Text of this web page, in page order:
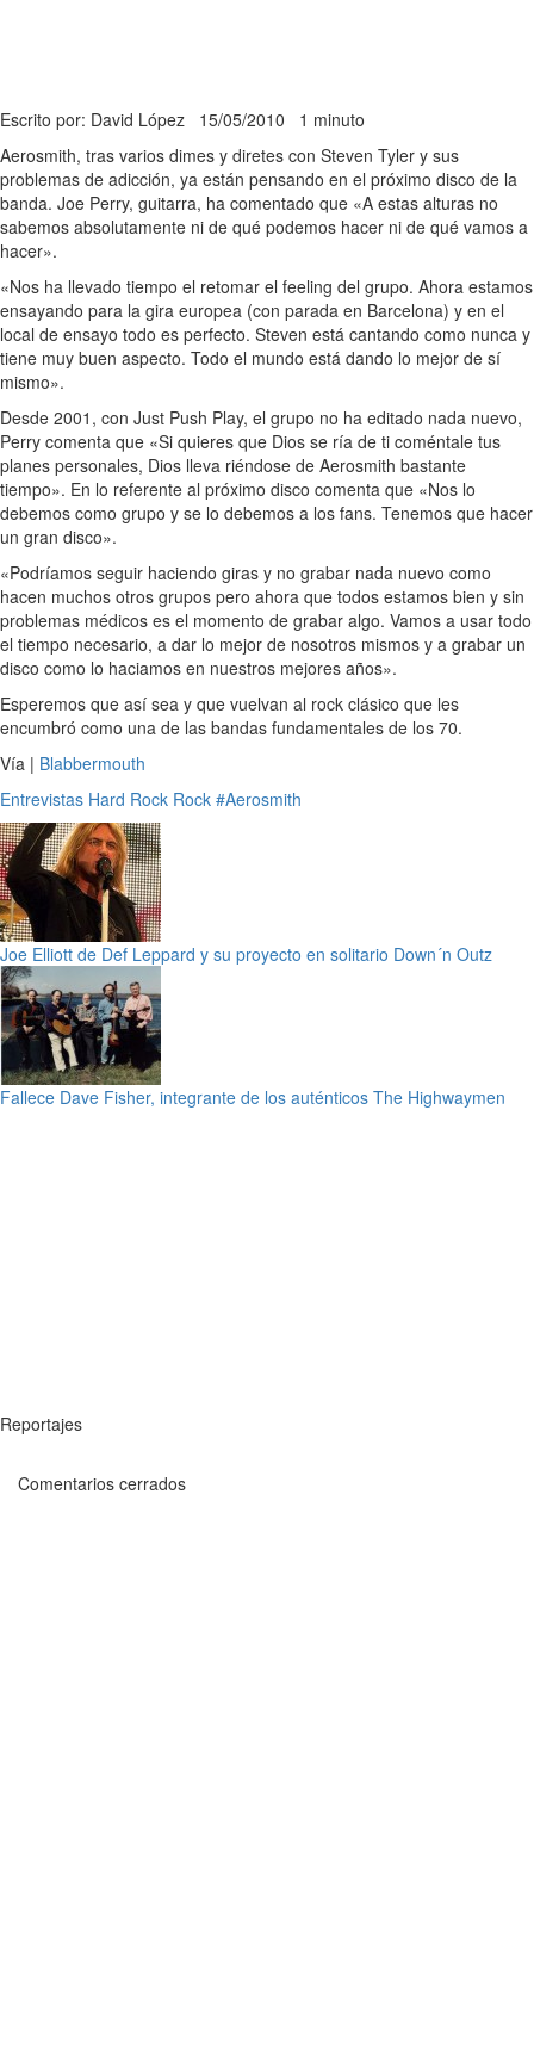
Escrito por: David López 15/05/2010 1 minuto
Aerosmith, tras varios dimes y diretes con Steven Tyler y sus
problemas de adicción, ya están pensando en el próximo disco de la
banda. Joe Perry, guitarra, ha comentado que «A estas alturas no
sabemos absolutamente ni de qué podemos hacer ni de qué vamos a
hacer».
«Nos ha llevado tiempo el retomar el feeling del grupo. Ahora estamos
ensayando para la gira europea (con parada en Barcelona) y en el
local de ensayo todo es perfecto. Steven está cantando como nunca y
tiene muy buen aspecto. Todo el mundo está dando lo mejor de sí
mismo».
Desde 2001, con Just Push Play, el grupo no ha editado nada nuevo,
Perry comenta que «Si quieres que Dios se ría de ti coméntale tus
planes personales, Dios lleva riéndose de Aerosmith bastante
tiempo». En lo referente al próximo disco comenta que «Nos lo
debemos como grupo y se lo debemos a los fans. Tenemos que hacer
un gran disco».
«Podríamos seguir haciendo giras y no grabar nada nuevo como
hacen muchos otros grupos pero ahora que todos estamos bien y sin
problemas médicos es el momento de grabar algo. Vamos a usar todo
el tiempo necesario, a dar lo mejor de nosotros mismos y a grabar un
disco como lo haciamos en nuestros mejores años».
Esperemos que así sea y que vuelvan al rock clásico que les
encumbró como una de las bandas fundamentales de los 70.
Vía | Blabbermouth
Entrevistas Hard Rock Rock #Aerosmith
Joe Elliott de Def Leppard y su proyecto en solitario Down´n Outz
Fallece Dave Fisher, integrante de los auténticos The Highwaymen
Reportajes
Comentarios cerrados